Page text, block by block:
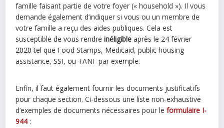
famille faisant partie de votre foyer (« household »). Il vous
demande également d’indiquer si vous ou un membre de
votre famille a reçu des aides publiques. Cela est
susceptible de vous rendreinéligible après le 24 février
2020 tel que Food Stamps, Medicaid, public housing
assistance, SSI, ou TANF par exemple.
Enfin, il faut également fournir les documents justificatifs
pour chaque section. Ci-dessous une liste non-exhaustive
d’exemples de documents nécessaires pour leformulaire I-
944 :